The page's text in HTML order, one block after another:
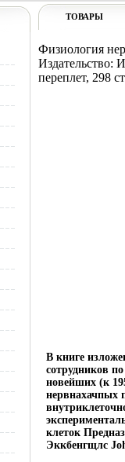
ТОВАРЫ
Физиология
Издательство:
переплет, 298
В книге
сотрудников
новейших (к
нервнахачпых
клеток
Эккбенгщлс